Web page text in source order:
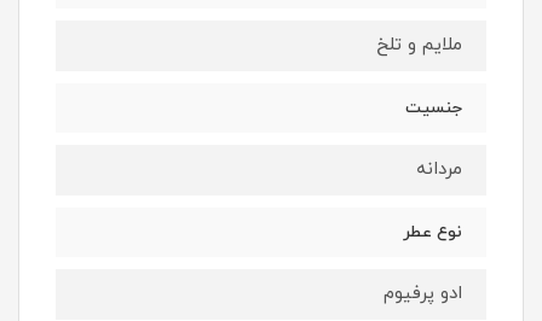
ملایم و تلخ
جنسیت
مردانه
نوع عطر
ادو پرفیوم